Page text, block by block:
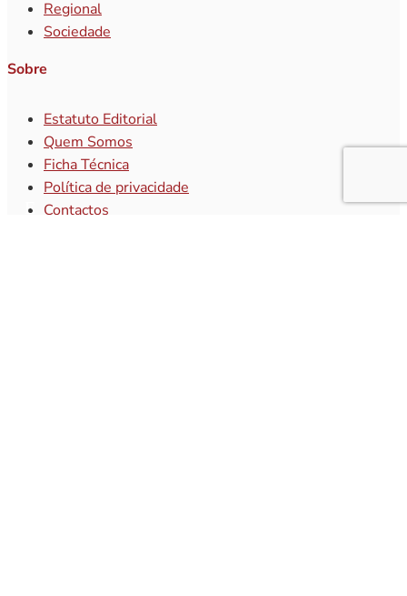
Regional
Sociedade
Sobre
Estatuto Editorial
Quem Somos
Ficha Técnica
Política de privacidade
Contactos